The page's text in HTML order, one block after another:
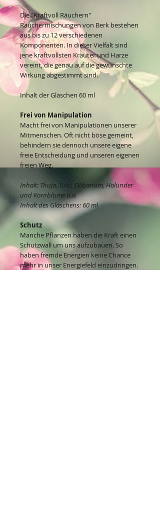
Die "Kraftvoll Räuchern"
Räuchermischungen von Berk bestehen
aus bis zu 12 verschiedenen
Komponenten. In dieser Vielfalt sind
jene kraftvollsten Kräuter und Harze
vereint, die genau auf die gewünschte
Wirkung abgestimmt sind.
Inhalt der Gläschen 60 ml
Frei von Manipulation
Macht frei von Manipulationen unserer
Mitmenschen. Oft nicht böse gemeint,
behindern sie dennoch unsere eigene
freie Entscheidung und unseren eigenen
freien Weg.
Inhalt: Thuja, Tulsi, Olibanum, Holunder
und Kornblume u.a.
Inhalt des Gläschens: 60 ml
Schutz
Manche Pflanzen haben die Kraft einen
Schutzwall um uns aufzubauen. So
haben fremde Energien keine Chance
mehr in unser Energiefeld einzudringen.